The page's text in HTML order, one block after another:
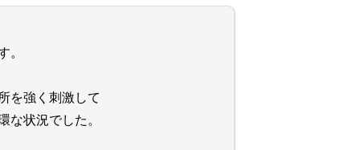
。
を強く刺激して
な状況でした。